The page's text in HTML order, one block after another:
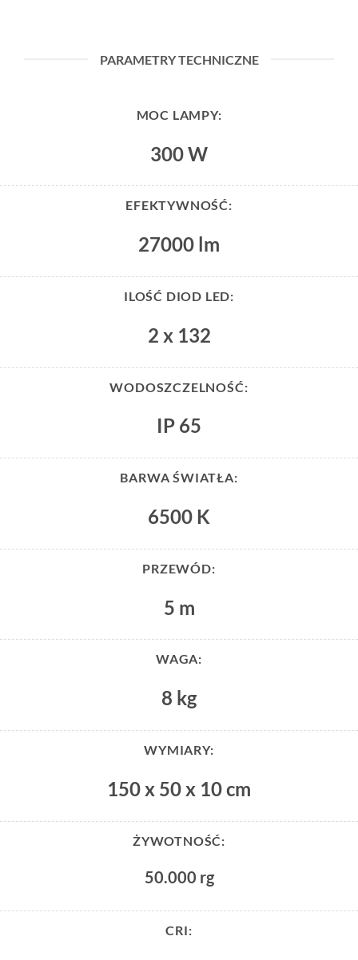
PARAMETRY TECHNICZNE
MOC LAMPY:
300 W
EFEKTYWNOŚĆ:
27000 lm
ILOŚĆ DIOD LED:
2 x 132
WODOSZCZELNOŚĆ:
IP 65
BARWA ŚWIATŁA:
6500 K
PRZEWÓD:
5 m
WAGA:
8 kg
WYMIARY:
150 x 50 x 10 cm
ŻYWOTNOŚĆ:
50.000 rg
CRI: